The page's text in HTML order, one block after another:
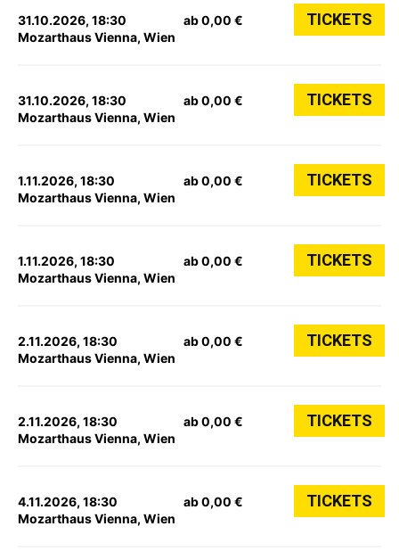
31.10.2026, 18:30
Mozarthaus Vienna, Wien
ab 0,00 € TICKETS
31.10.2026, 18:30
Mozarthaus Vienna, Wien
ab 0,00 € TICKETS
1.11.2026, 18:30
Mozarthaus Vienna, Wien
ab 0,00 € TICKETS
1.11.2026, 18:30
Mozarthaus Vienna, Wien
ab 0,00 € TICKETS
2.11.2026, 18:30
Mozarthaus Vienna, Wien
ab 0,00 € TICKETS
2.11.2026, 18:30
Mozarthaus Vienna, Wien
ab 0,00 € TICKETS
4.11.2026, 18:30
Mozarthaus Vienna, Wien
ab 0,00 € TICKETS